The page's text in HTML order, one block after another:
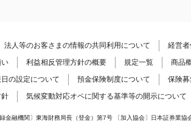
法人等のお客さまの情報の共同利用について 経営
利益相反管理方針の概要 規定一覧 商品
の設定について
預金保険制度について 保険
気候変動対応オペに関する基準等の開示について
金融機関〕東海財務局長（登金）第7号 〔加入協会〕日本証券